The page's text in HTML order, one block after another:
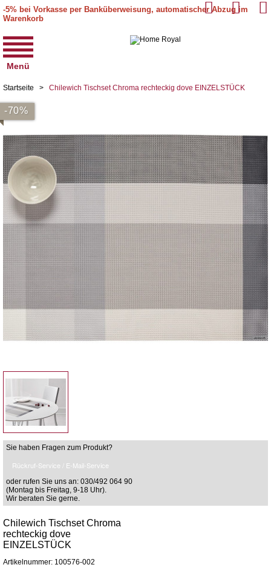
-5% bei Vorkasse per Banküberweisung, automatischer Abzug im
Warenkorb
Menü
Startseite > Chilewich Tischset Chroma rechteckig dove EINZELSTÜCK
-70%
Sie haben Fragen zum Produkt?
Rückruf-Service / E-Mail-Service
oder rufen Sie uns an: 030/492 064 90
(Montag bis Freitag, 9-18 Uhr).
Wir beraten Sie gerne.
Chilewich Tischset Chroma
rechteckig dove
EINZELSTÜCK
Artikelnummer: 100576-002